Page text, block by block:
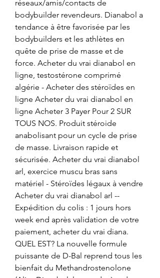
réseaux/amis/contacts de
bodybuilder revendeurs. Dianabol a
tendance à être favorisée par les
bodybuilders et les athlètes en
quête de prise de masse et de
force. Acheter du vrai dianabol en
ligne, testostérone comprimé
algérie - Acheter des stéroïdes en
ligne Acheter du vrai dianabol en
ligne Acheter 3 Payer Pour 2 SUR
TOUS NOS. Produit stéroide
anabolisant pour un cycle de prise
de masse. Livraison rapide et
sécurisée. Acheter du vrai dianabol
arl, exercice muscu bras sans
matériel - Stéroïdes légaux à vendre
Acheter du vrai dianabol arl --
Expédition du colis : 1 jours hors
week end après validation de votre
paiement, acheter du vrai diana.
QUEL EST? La nouvelle formule
puissante de D-Bal reprend tous les
bienfait du Methandrostenolone